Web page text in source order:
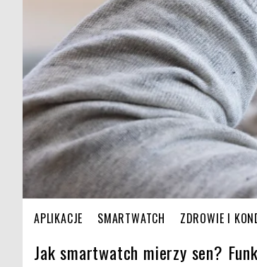
APLIKACJE SMARTWATCH ZDROWIE I
Jak smartwatch mierzy sen?